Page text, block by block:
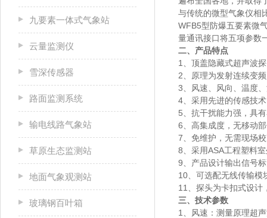
九要素一体式气象站
云量监测仪
雪深传感器
路面监测系统
输电线路气象站
草原生态监测站
地面气象观测站
玻璃钢百叶箱
与传统的微型气象仪相
WFB5型防爆五要素微
量通讯接口将五项参数
二、产品特点
1、顶盖隐藏式超声波
2、原理为发射连续变
3、风速、风向、温度
4、采用先进的传感技
5、抗干扰能力强，具
6、高集成度，无移动
7、免维护，无需现场
8、采用ASA工程塑料
9、产品设计输出信号
10、可选配无线传输模
11、探头为卡扣式设
三、技术参数
1、风速：测量原理超